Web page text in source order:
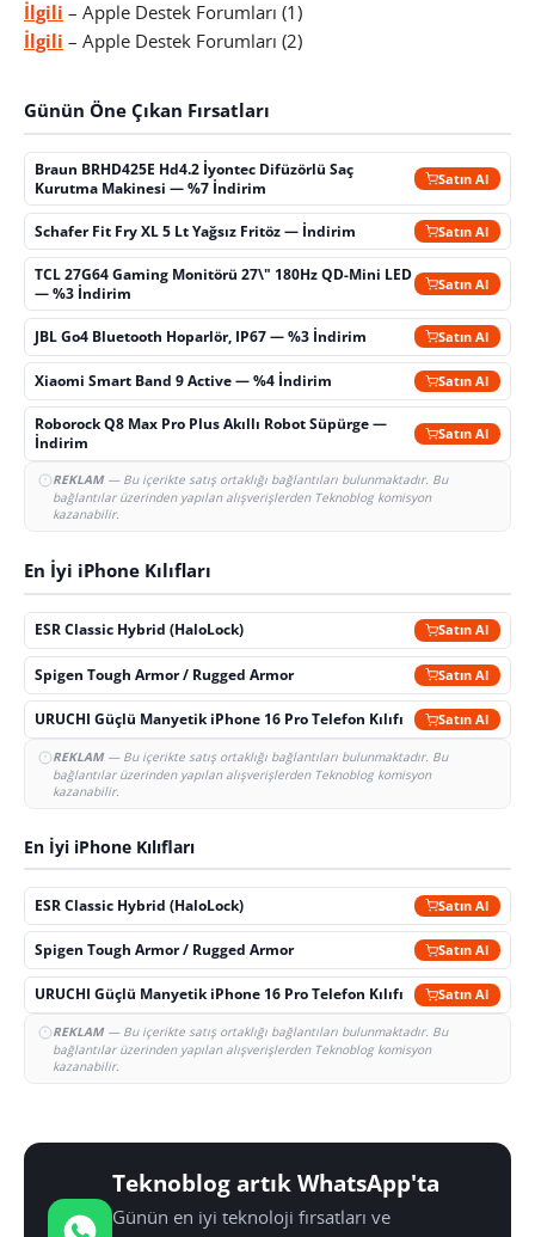
İlgili – Apple Destek Forumları (1)
İlgili – Apple Destek Forumları (2)
Günün Öne Çıkan Fırsatları
Braun BRHD425E Hd4.2 İyontec Difüzörlü Saç
Kurutma Makinesi — %7 İndirim
Satın Al
Schafer Fit Fry XL 5 Lt Yağsız Fritöz — İndirim Satın Al
TCL 27G64 Gaming Monitörü 27\" 180Hz QD-Mini LED
— %3 İndirim
Satın Al
JBL Go4 Bluetooth Hoparlör, IP67 — %3 İndirim Satın Al
Xiaomi Smart Band 9 Active — %4 İndirim Satın Al
Roborock Q8 Max Pro Plus Akıllı Robot Süpürge —
İndirim
Satın Al
REKLAM— Bu içerikte satış ortaklığı bağlantıları bulunmaktadır. Bu
bağlantılar üzerinden yapılan alışverişlerden Teknoblog komisyon
kazanabilir.
En İyi iPhone Kılıfları
ESR Classic Hybrid (HaloLock) Satın Al
Spigen Tough Armor / Rugged Armor Satın Al
URUCHI Güçlü Manyetik iPhone 16 Pro Telefon Kılıfı Satın Al
REKLAM— Bu içerikte satış ortaklığı bağlantıları bulunmaktadır. Bu
bağlantılar üzerinden yapılan alışverişlerden Teknoblog komisyon
kazanabilir.
En İyi iPhone Kılıfları
ESR Classic Hybrid (HaloLock) Satın Al
Spigen Tough Armor / Rugged Armor Satın Al
URUCHI Güçlü Manyetik iPhone 16 Pro Telefon Kılıfı Satın Al
REKLAM— Bu içerikte satış ortaklığı bağlantıları bulunmaktadır. Bu
bağlantılar üzerinden yapılan alışverişlerden Teknoblog komisyon
kazanabilir.
Teknoblog artık WhatsApp'ta
Günün en iyi teknoloji fırsatları ve